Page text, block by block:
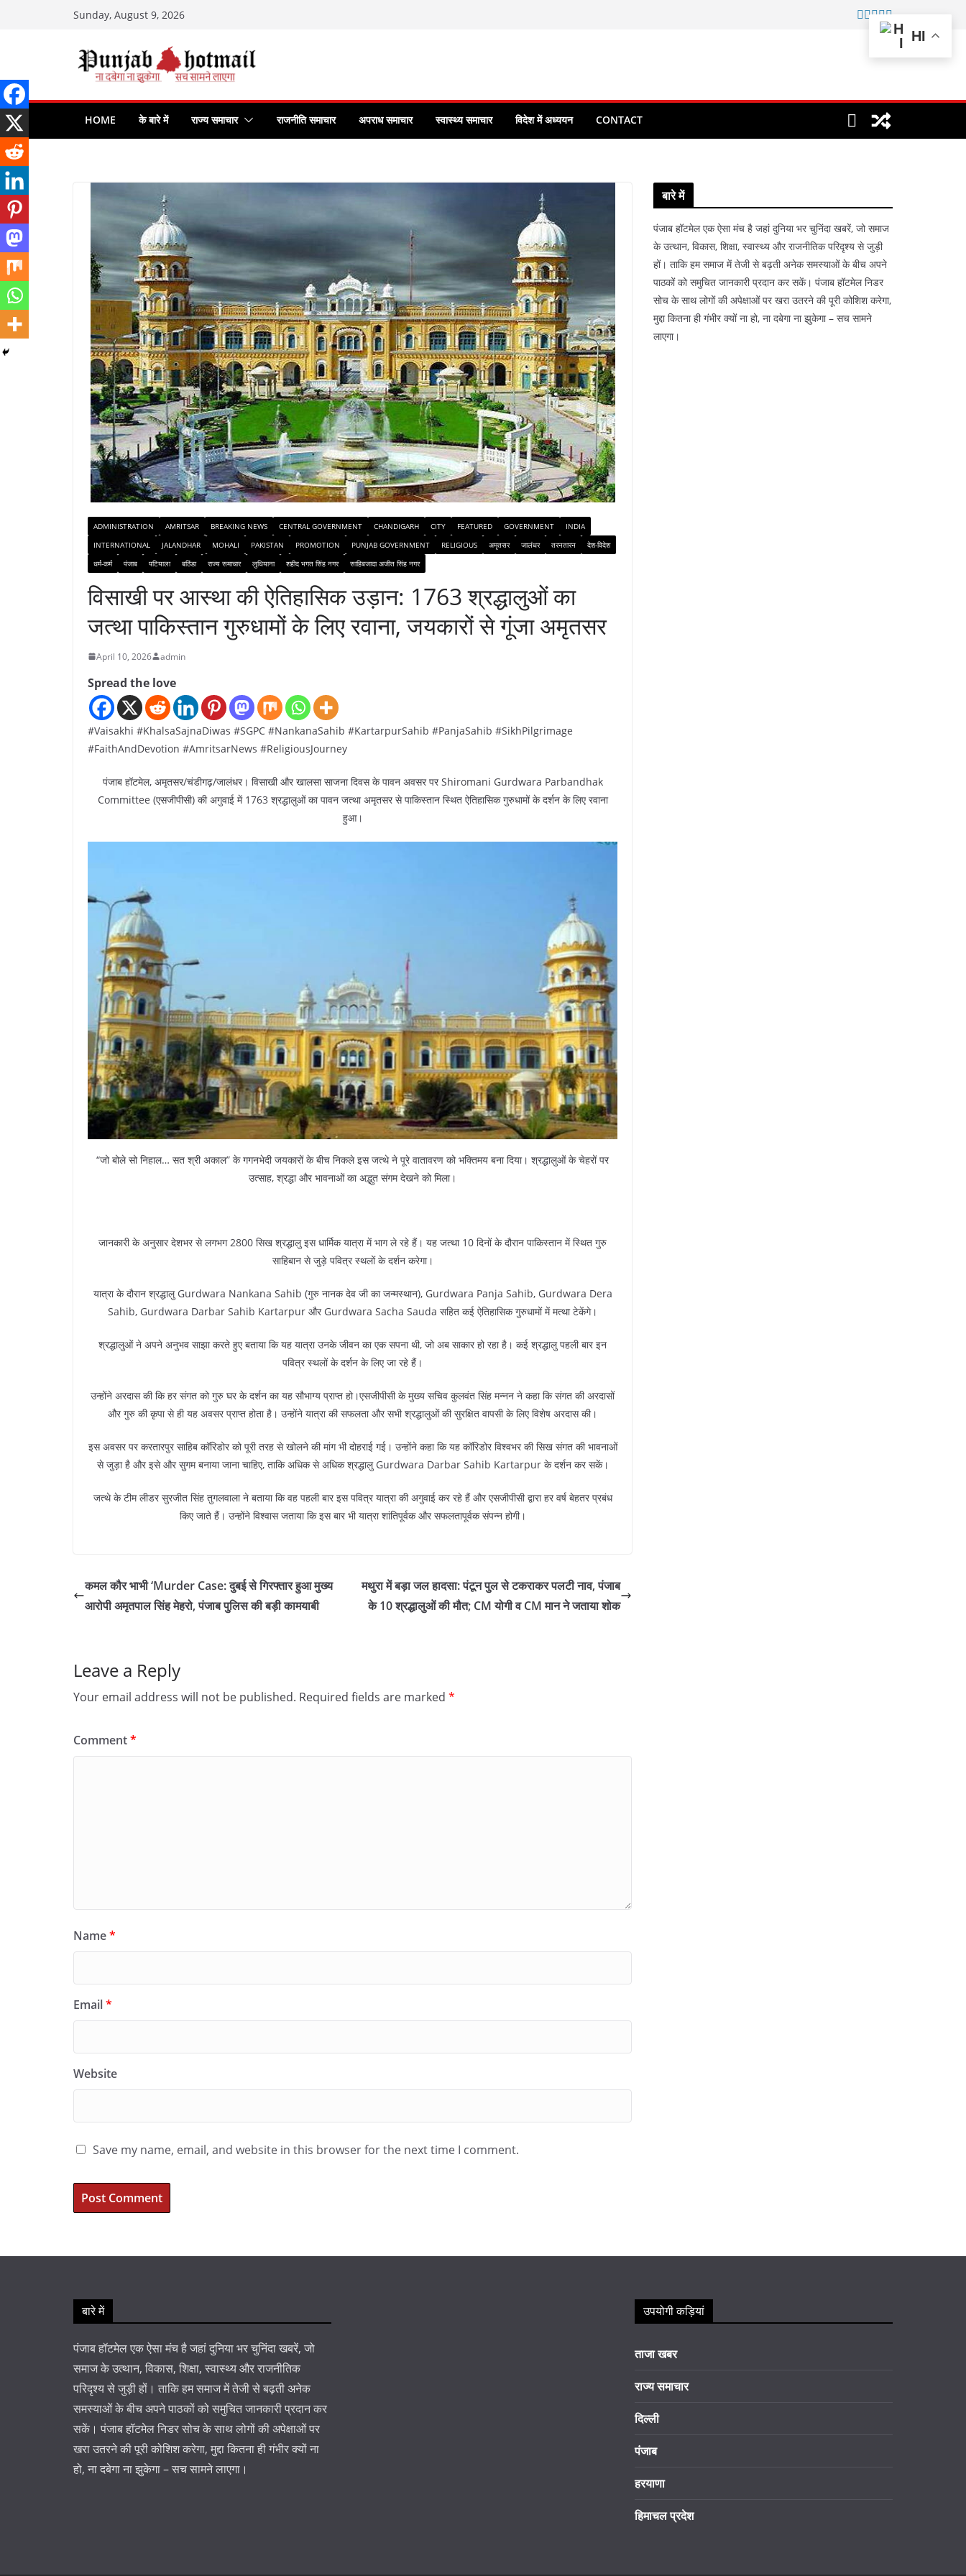
Sunday, August 9, 2026
HOME के बारे में राज्य समाचार राजनीति समाचार अपराध समाचार स्वास्थ्य समाचार विदेश में अध्ययन CONTACT
ADMINISTRATION AMRITSAR BREAKING NEWS CENTRAL GOVERNMENT CHANDIGARH CITY FEATURED GOVERNMENT
INDIA
INTERNATIONAL
JALANDHAR MOHALI PAKISTAN PROMOTION PUNJAB GOVERNMENT RELIGIOUS अमृतसर जालंधर तरनतारन
देश-विदेश
धर्म-कर्म
पंजाब पटियाला बठिंडा राज्य समाचार लुधियाना शहीद भगत सिंह नगर साहिबजादा अजीत सिंह नगर
विसाखी पर आस्था की ऐतिहासिक उड़ान: 1763 श्रद्धालुओं का
जत्था पाकिस्तान गुरुधामों के लिए रवाना, जयकारों से गूंजा अमृतसर
April 10, 2026 admin
Spread the love
#Vaisakhi #KhalsaSajnaDiwas #SGPC #NankanaSahib #KartarpurSahib #PanjaSahib #SikhPilgrimage
#FaithAndDevotion #AmritsarNews #ReligiousJourney
पंजाब हॉटमेल, अमृतसर/चंडीगढ़/जालंधर। विसाखी और खालसा साजना दिवस के पावन अवसर पर Shiromani Gurdwara Parbandhak
Committee (एसजीपीसी) की अगुवाई में 1763 श्रद्धालुओं का पावन जत्था अमृतसर से पाकिस्तान स्थित ऐतिहासिक गुरुधामों के दर्शन के लिए रवाना
हुआ।
“जो बोले सो निहाल… सत श्री अकाल” के गगनभेदी जयकारों के बीच निकले इस जत्थे ने पूरे वातावरण को भक्तिमय बना दिया। श्रद्धालुओं के चेहरों पर
उत्साह, श्रद्धा और भावनाओं का अद्भुत संगम देखने को मिला।
जानकारी के अनुसार देशभर से लगभग 2800 सिख श्रद्धालु इस धार्मिक यात्रा में भाग ले रहे हैं। यह जत्था 10 दिनों के दौरान पाकिस्तान में स्थित गुरु
साहिबान से जुड़े पवित्र स्थलों के दर्शन करेगा।
यात्रा के दौरान श्रद्धालु Gurdwara Nankana Sahib (गुरु नानक देव जी का जन्मस्थान), Gurdwara Panja Sahib, Gurdwara Dera
Sahib, Gurdwara Darbar Sahib Kartarpur और Gurdwara Sacha Sauda सहित कई ऐतिहासिक गुरुधामों में मत्था टेकेंगे।
श्रद्धालुओं ने अपने अनुभव साझा करते हुए बताया कि यह यात्रा उनके जीवन का एक सपना थी, जो अब साकार हो रहा है। कई श्रद्धालु पहली बार इन
पवित्र स्थलों के दर्शन के लिए जा रहे हैं।
उन्होंने अरदास की कि हर संगत को गुरु घर के दर्शन का यह सौभाग्य प्राप्त हो।एसजीपीसी के मुख्य सचिव कुलवंत सिंह मन्नन ने कहा कि संगत की अरदासों
और गुरु की कृपा से ही यह अवसर प्राप्त होता है। उन्होंने यात्रा की सफलता और सभी श्रद्धालुओं की सुरक्षित वापसी के लिए विशेष अरदास की।
इस अवसर पर करतारपुर साहिब कॉरिडोर को पूरी तरह से खोलने की मांग भी दोहराई गई। उन्होंने कहा कि यह कॉरिडोर विश्वभर की सिख संगत की भावनाओं
से जुड़ा है और इसे और सुगम बनाया जाना चाहिए, ताकि अधिक से अधिक श्रद्धालु Gurdwara Darbar Sahib Kartarpur के दर्शन कर सकें।
जत्थे के टीम लीडर सुरजीत सिंह तुगलवाला ने बताया कि वह पहली बार इस पवित्र यात्रा की अगुवाई कर रहे हैं और एसजीपीसी द्वारा हर वर्ष बेहतर प्रबंध
किए जाते हैं। उन्होंने विश्वास जताया कि इस बार भी यात्रा शांतिपूर्वक और सफलतापूर्वक संपन्न होगी।
कमल कौर भाभी ‘Murder Case: दुबई से गिरफ्तार हुआ मुख्य
आरोपी अमृतपाल सिंह मेहरो, पंजाब पुलिस की बड़ी कामयाबी
मथुरा में बड़ा जल हादसा: पंटून पुल से टकराकर पलटी नाव, पंजाब
के 10 श्रद्धालुओं की मौत; CM योगी व CM मान ने जताया शोक
Leave a Reply
Your email address will not be published. Required fields are marked *
Comment*
Name*
Email*
Website
Save my name, email, and website in this browser for the next time I comment.
बारे में
पंजाब हॉटमेल एक ऐसा मंच है जहां दुनिया भर चुनिंदा खबरें, जो समाज
के उत्थान, विकास, शिक्षा, स्वास्थ्य और राजनीतिक परिदृश्य से जुड़ी
हों। ताकि हम समाज में तेजी से बढ़ती अनेक समस्याओं के बीच अपने
पाठकों को समुचित जानकारी प्रदान कर सकें। पंजाब हॉटमेल निडर
सोच के साथ लोगों की अपेक्षाओं पर खरा उतरने की पूरी कोशिश करेगा,
मुद्दा कितना ही गंभीर क्यों ना हो, ना दबेगा ना झुकेगा – सच सामने
लाएगा।
बारे में
पंजाब हॉटमेल एक ऐसा मंच है जहां दुनिया भर चुनिंदा खबरें, जो
समाज के उत्थान, विकास, शिक्षा, स्वास्थ्य और राजनीतिक
परिदृश्य से जुड़ी हों। ताकि हम समाज में तेजी से बढ़ती अनेक
समस्याओं के बीच अपने पाठकों को समुचित जानकारी प्रदान कर
सकें। पंजाब हॉटमेल निडर सोच के साथ लोगों की अपेक्षाओं पर
खरा उतरने की पूरी कोशिश करेगा, मुद्दा कितना ही गंभीर क्यों ना
हो, ना दबेगा ना झुकेगा – सच सामने लाएगा।
उपयोगी कड़ियां
ताजा खबर
राज्य समाचार
दिल्ली
पंजाब
हरयाणा
हिमाचल प्रदेश
HI